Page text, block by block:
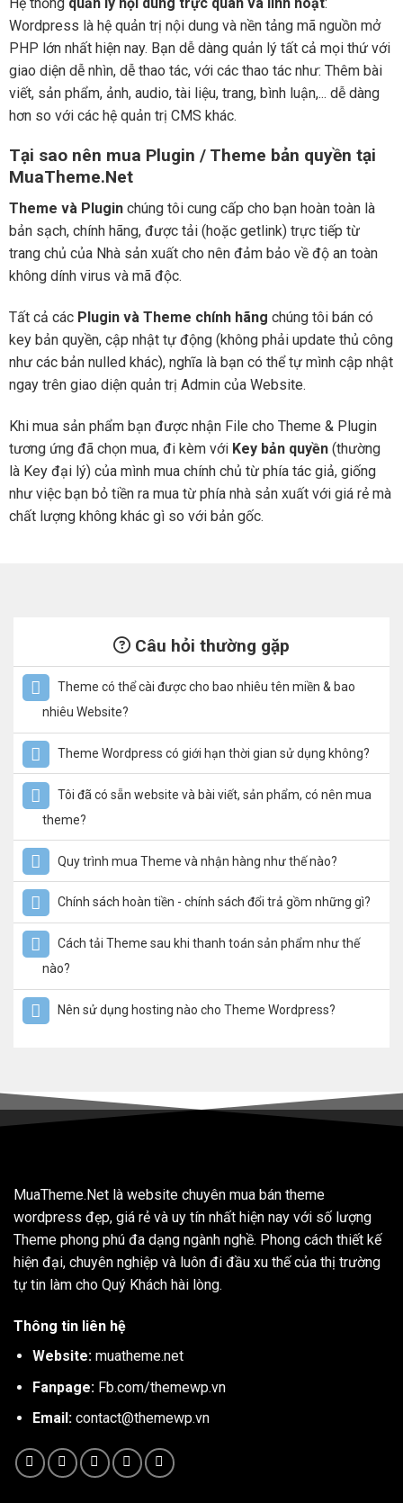
Wordpress là hệ quản trị nội dung và nền tảng mã nguồn mở
PHP lớn nhất hiện nay. Bạn dễ dàng quản lý tất cả mọi thứ với
giao diện dễ nhìn, dễ thao tác, với các thao tác như: Thêm bài
viết, sản phẩm, ảnh, audio, tài liệu, trang, bình luận,... dễ dàng
hơn so với các hệ quản trị CMS khác.
Tại sao nên mua Plugin / Theme bản quyền tại
MuaTheme.Net
Theme và Plugin chúng tôi cung cấp cho bạn hoàn toàn là
bản sạch, chính hãng, được tải (hoặc getlink) trực tiếp từ
trang chủ của Nhà sản xuất cho nên đảm bảo về độ an toàn
không dính virus và mã độc.
Tất cả các Plugin và Theme chính hãng chúng tôi bán có
key bản quyền, cập nhật tự động (không phải update thủ công
như các bản nulled khác), nghĩa là bạn có thể tự mình cập nhật
ngay trên giao diện quản trị Admin của Website.
Khi mua sản phẩm bạn được nhận File cho Theme & Plugin
tương ứng đã chọn mua, đi kèm với Key bản quyền (thường
là Key đại lý) của mình mua chính chủ từ phía tác giả, giống
như việc bạn bỏ tiền ra mua từ phía nhà sản xuất với giá rẻ mà
chất lượng không khác gì so với bản gốc.
Câu hỏi thường gặp
Theme có thể cài được cho bao nhiêu tên miền & bao
nhiêu Website?
Theme Wordpress có giới hạn thời gian sử dụng không?
Tôi đã có sẵn website và bài viết, sản phẩm, có nên mua
theme?
Quy trình mua Theme và nhận hàng như thế nào?
Chính sách hoàn tiền - chính sách đổi trả gồm những gì?
Cách tải Theme sau khi thanh toán sản phẩm như thế
nào?
Nên sử dụng hosting nào cho Theme Wordpress?
MuaTheme.Net là website chuyên mua bán theme
wordpress đẹp, giá rẻ và uy tín nhất hiện nay với số lượng
Theme phong phú đa dạng ngành nghề. Phong cách thiết kế
hiện đại, chuyên nghiệp và luôn đi đầu xu thế của thị trường
tự tin làm cho Quý Khách hài lòng.
Thông tin liên hệ
Website: muatheme.net
Fanpage: Fb.com/themewp.vn
Email: contact@themewp.vn